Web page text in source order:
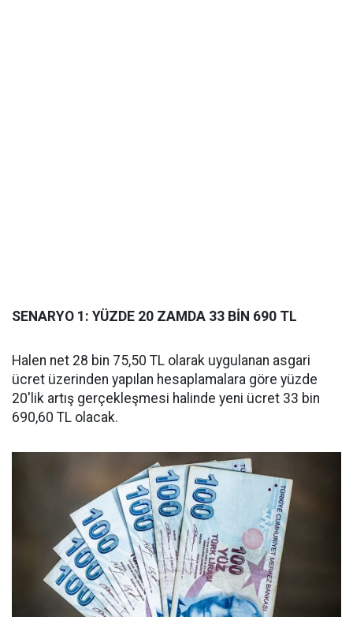
SENARYO 1: YÜZDE 20 ZAMDA 33 BİN 690 TL
Halen net 28 bin 75,50 TL olarak uygulanan asgari
ücret üzerinden yapılan hesaplamalara göre yüzde
20'lik artış gerçekleşmesi halinde yeni ücret 33 bin
690,60 TL olacak.